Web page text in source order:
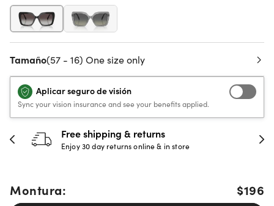
Tamaño(57 - 16) One size only
Aplicar seguro de visión
Sync your vision insurance and see your benefits applied.
30-day happiness guarantee
Full refund or replacement within 30 days
Montura: $196